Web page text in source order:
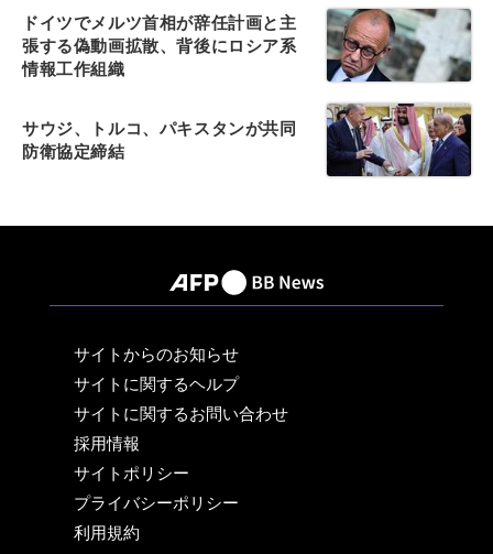
ドイツでメルツ首相が辞任計画と主
張する偽動画拡散、背後にロシア系
情報工作組織
サウジ、トルコ、パキスタンが共同
防衛協定締結
サイトからのお知らせ
サイトに関するヘルプ
サイトに関するお問い合わせ
採用情報
サイトポリシー
プライバシーポリシー
利用規約